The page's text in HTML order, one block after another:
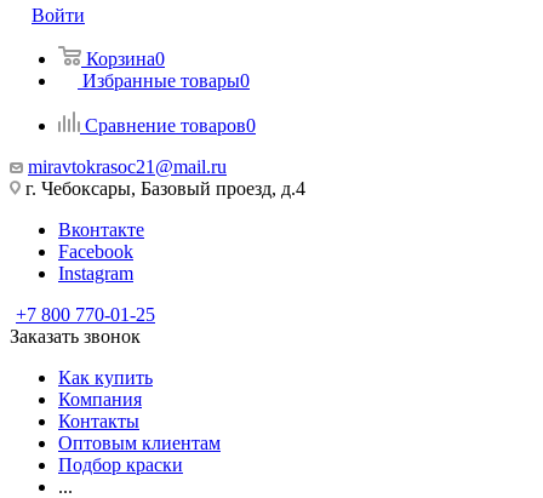
Войти
Корзина0
Избранные товары0
Сравнение товаров0
miravtokrasoc21@mail.ru
г. Чебоксары, Базовый проезд, д.4
Вконтакте
Facebook
Instagram
+7 800 770-01-25
Заказать звонок
Как купить
Компания
Контакты
Оптовым клиентам
Подбор краски
...